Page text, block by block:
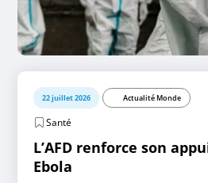
22 juillet 2026 Actualité Monde
Santé
L’AFD renforce son
Ebola